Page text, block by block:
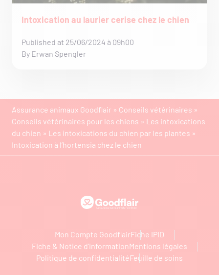
Intoxication au laurier cerise chez le chien
Published at 25/06/2024 à 09h00
By Erwan Spengler
Assurance animaux Goodflair » Conseils vétérinaires »
Conseils vétérinaires pour les chiens » Les intoxications
du chien » Les intoxications du chien par les plantes »
Intoxication à l’hortensia chez le chien
Goodflair
Mon Compte GoodflairFiche IPID
Fiche & Notice d’informationMentions légales
Politique de confidentialitéFeuille de soins